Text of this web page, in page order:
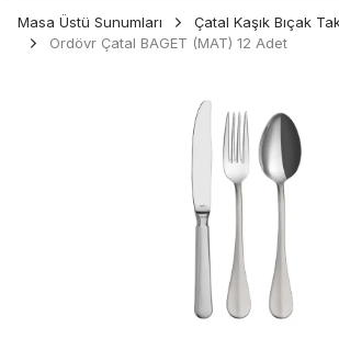
Masa Üstü Sunumları
Çatal Kaşık Bıçak
Ordövr Çatal BAGET (MAT) 12 Adet